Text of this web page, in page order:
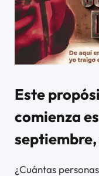
Este
comienza
¿Cuántas